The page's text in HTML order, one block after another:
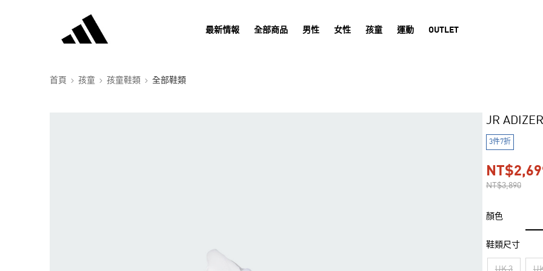
最新情報 全部商品 男性 女性 孩童 運動 OUTLET
首頁 孩童 孩童鞋類 全部鞋類
JR
3件7折
NT$3,890
顏色
鞋類尺寸
UK 3